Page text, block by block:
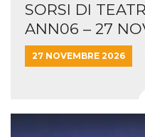
SORSI DI
ANN06 – 27
27 NOVEMBRE 2026